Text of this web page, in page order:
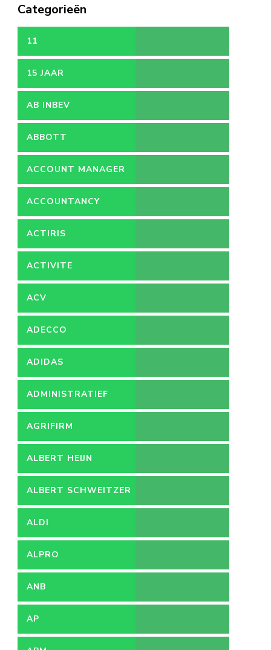
Categorieën
11
15 JAAR
AB INBEV
ABBOTT
ACCOUNT MANAGER
ACCOUNTANCY
ACTIRIS
ACTIVITE
ACV
ADECCO
ADIDAS
ADMINISTRATIEF
MEDEWERKER
AGRIFIRM
ALBERT HEIJN
ALBERT SCHWEITZER
ZIEKENHUIS
ALDI
ALPRO
ANB
AP